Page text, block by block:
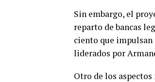
Sin embargo, el
reparto de bancas
ciento que
liderados por
Otro de los